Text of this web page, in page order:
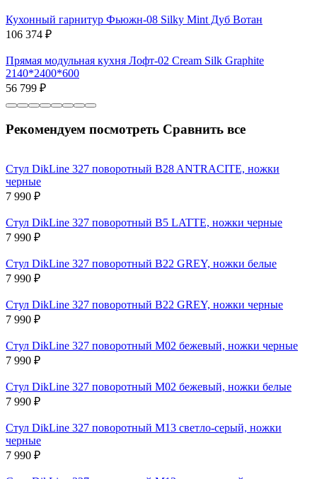
Кухонный гарнитур Фьюжн-08 Silky Mint Дуб Вотан
106 374 ₽
Прямая модульная кухня Лофт-02 Cream Silk Graphite
2140*2400*600
56 799 ₽
Рекомендуем посмотреть Сравнить все
Стул DikLine 327 поворотный B28 ANTRACITE, ножки
черные
7 990 ₽
Стул DikLine 327 поворотный B5 LATTE, ножки черные
7 990 ₽
Стул DikLine 327 поворотный B22 GREY, ножки белые
7 990 ₽
Стул DikLine 327 поворотный B22 GREY, ножки черные
7 990 ₽
Стул DikLine 327 поворотный M02 бежевый, ножки черные
7 990 ₽
Стул DikLine 327 поворотный M02 бежевый, ножки белые
7 990 ₽
Стул DikLine 327 поворотный M13 светло-серый, ножки
черные
7 990 ₽